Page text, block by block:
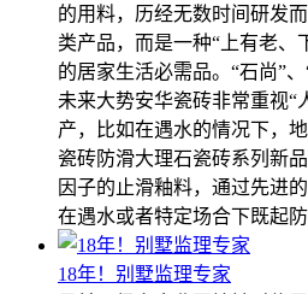
的用料，历经无数时间研发
类产品，而是一种“上有老、
的居家生活必需品。“石尚”
未来大势安华瓷砖非常重视“
产，比如在遇水的情况下，
瓷砖防滑大理石瓷砖系列新
因子的止滑釉料，通过先进
在遇水或者特定场合下既起
18年！别墅监理专家